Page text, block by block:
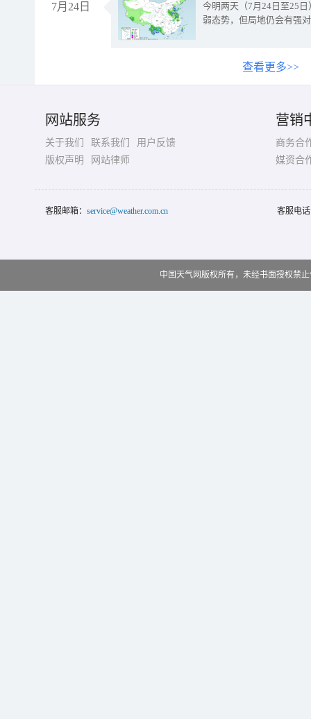
7月24日
今明两天（7月24日至25
弱态势，但局地仍会有强
查看更多>>
网站服务
关于我们 联系我们
用户反馈
版权声明
网站律师
营销
商务合
媒资合
客服邮箱： service@weather.com.cn 客服电
中国天气网版权所有，未经书面授权